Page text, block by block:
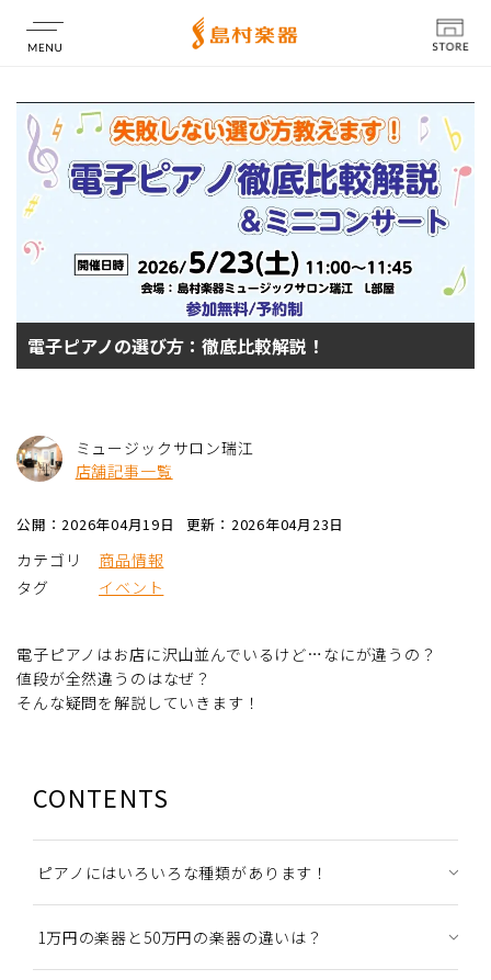
店舗情報
電子ピアノの選び方：徹底比較解説！
ミュージックサロン瑞江
店舗記事一覧
公開：2026年04月19日 更新：2026年04月23日
カテゴリ
商品情報
タグ
イベント
電子ピアノはお店に沢山並んでいるけど…なにが違うの？
値段が全然違うのはなぜ？
そんな疑問を解説していきます！
CONTENTS
ピアノにはいろいろな種類があります！
1万円の楽器と50万円の楽器の違いは？